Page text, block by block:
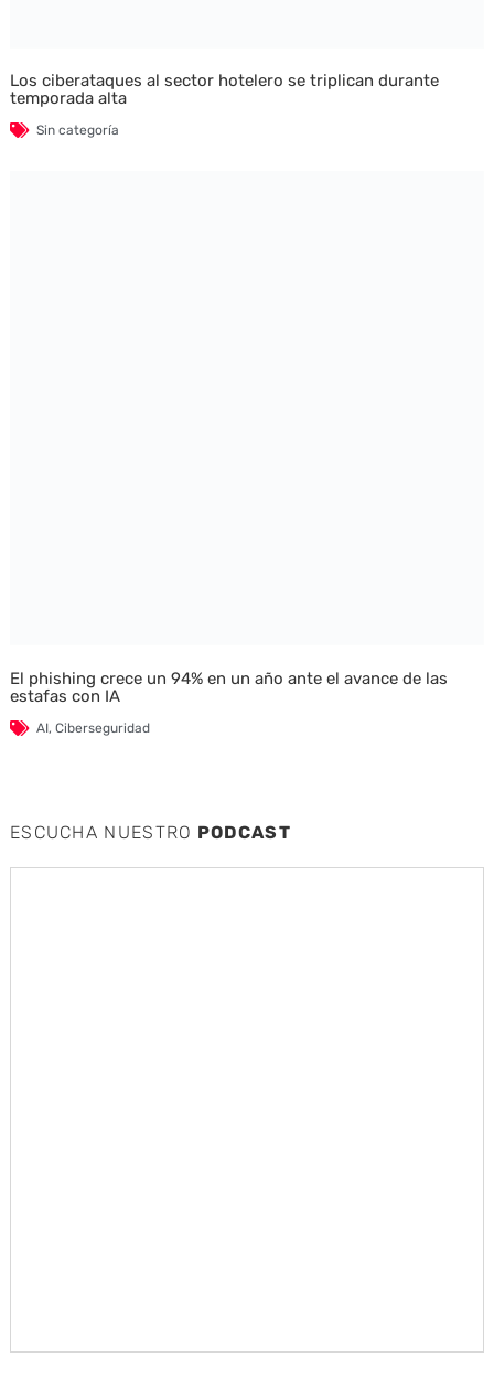
Los ciberataques al sector hotelero se triplican durante
temporada alta
Sin categoría
El phishing crece un 94% en un año ante el avance de las
estafas con IA
AI, Ciberseguridad
ESCUCHA NUESTRO PODCAST